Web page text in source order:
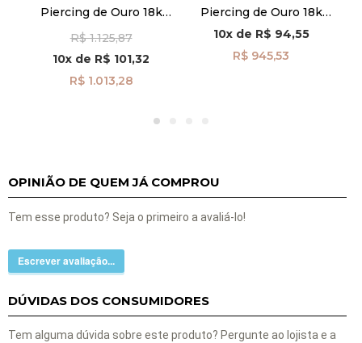
Piercing de Ouro 18k
R$ 1.125,87
10x de R$ 101,32
R$ 1.013,28
Piercing de Ouro 18k
Orelha Estrela do Mar
ac07888
10xde R$ 94,55
R$ 945,53
OPINIÃO DE QUEM JÁ COMPROU
Tem esse produto? Seja o primeiro a avaliá-lo!
Escrever avaliação...
DÚVIDAS DOS CONSUMIDORES
Tem alguma dúvida sobre este produto? Pergunte ao lojista e a